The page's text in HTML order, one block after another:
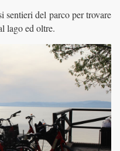
sentieri del parco per trovare
lago ed oltre.